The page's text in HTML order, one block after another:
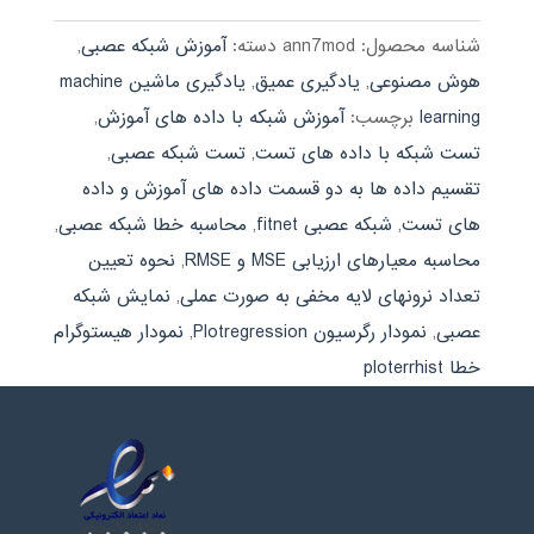
شناسه محصول: ann7mod دسته:آموزش شبکه عصبی,
هوش مصنوعی, یادگیری عمیق,
یادگیری ماشین machine
learning برچسب:آموزش شبکه با داده های آموزش,
تست شبکه با داده های تست, تست شبکه عصبی,
تقسیم داده ها به دو قسمت داده های آموزش و داده
های تست, شبکه عصبی fitnet , محاسبه خطا شبکه عصبی,
محاسبه معیارهای ارزیابی MSE و RMSE
, نحوه تعیین
تعداد نرونهای لایه مخفی به صورت عملی, نمایش شبکه
عصبی, نمودار رگرسیون Plotregression , نمودار هیستوگرام
خطا ploterrhist